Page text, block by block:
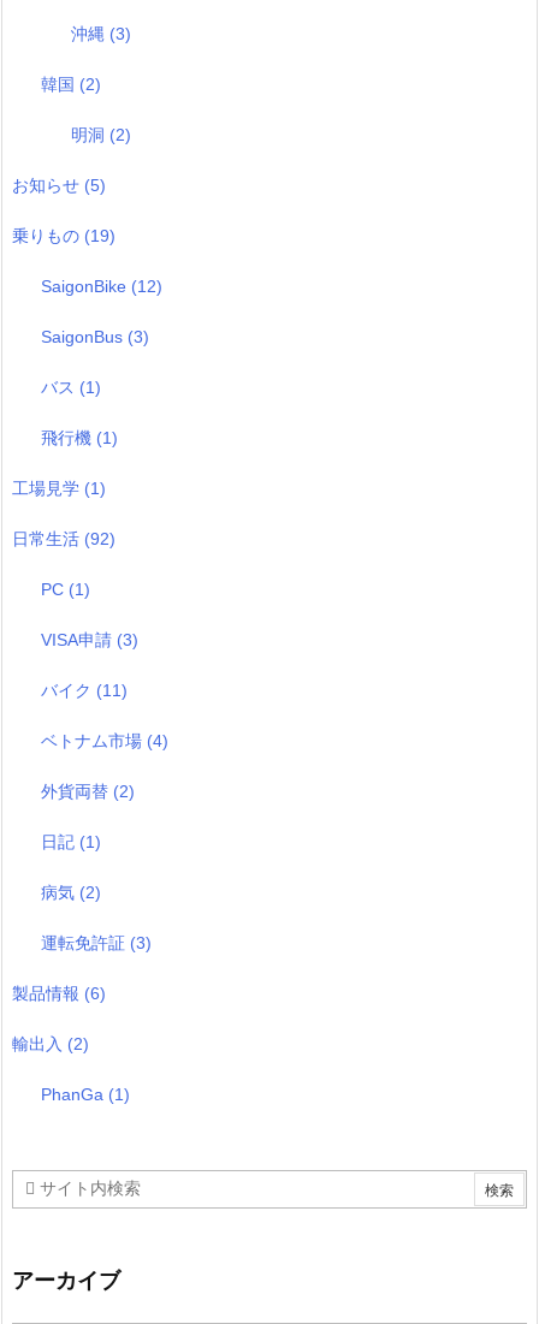
沖縄 (3)
韓国 (2)
明洞 (2)
お知らせ (5)
乗りもの (19)
SaigonBike (12)
SaigonBus (3)
バス (1)
飛行機 (1)
工場見学 (1)
日常生活 (92)
PC (1)
VISA申請 (3)
バイク (11)
ベトナム市場 (4)
外貨両替 (2)
日記 (1)
病気 (2)
運転免許証 (3)
製品情報 (6)
輸出入 (2)
PhanGa (1)
アーカイブ